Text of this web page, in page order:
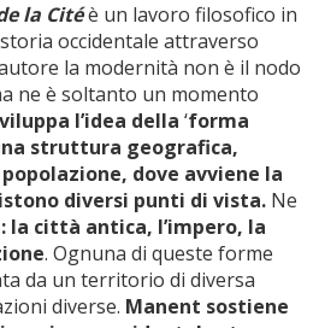
la Citéè un lavoro filosofico in
occidentale attraverso
la modernità non è il nodo
ne è soltanto un momento
l’idea della ‘forma
struttura geografica,
dove avviene la
diversi punti di vista. Ne
città antica, l’impero, la
. Ognuna di queste forme
da un territorio di diversa
diverse. Manent sostiene